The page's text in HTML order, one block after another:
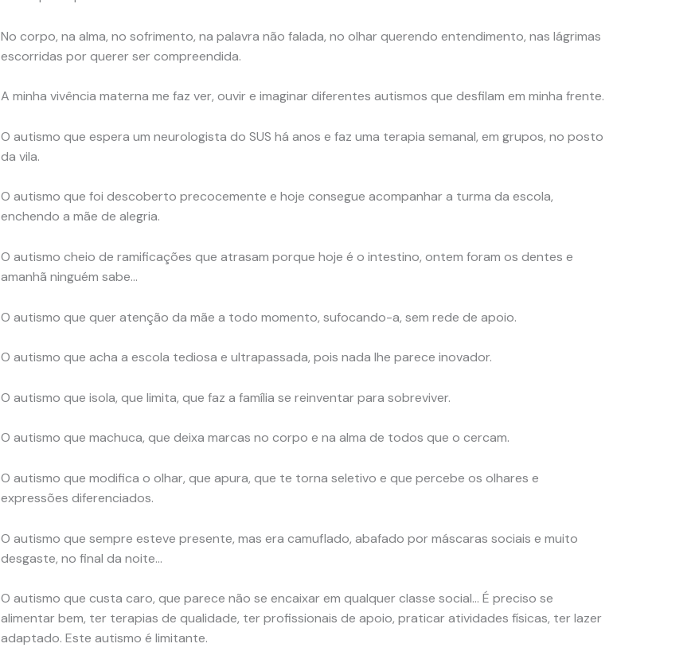
No corpo, na alma, no sofrimento, na palavra não falada, no olhar querendo entendimento, nas lágrimas
escorridas por querer ser compreendida.
A minha vivência materna me faz ver, ouvir e imaginar diferentes autismos que desfilam em minha frente.
O autismo que espera um neurologista do SUS há anos e faz uma terapia semanal, em grupos, no posto
da vila.
O autismo que foi descoberto precocemente e hoje consegue acompanhar a turma da escola,
enchendo a mãe de alegria.
O autismo cheio de ramificações que atrasam porque hoje é o intestino, ontem foram os dentes e
amanhã ninguém sabe…
O autismo que quer atenção da mãe a todo momento, sufocando-a, sem rede de apoio.
O autismo que acha a escola tediosa e ultrapassada, pois nada lhe parece inovador.
O autismo que isola, que limita, que faz a família se reinventar para sobreviver.
O autismo que machuca, que deixa marcas no corpo e na alma de todos que o cercam.
O autismo que modifica o olhar, que apura, que te torna seletivo e que percebe os olhares e
expressões diferenciados.
O autismo que sempre esteve presente, mas era camuflado, abafado por máscaras sociais e muito
desgaste, no final da noite…
O autismo que custa caro, que parece não se encaixar em qualquer classe social… É preciso se
alimentar bem, ter terapias de qualidade, ter profissionais de apoio, praticar atividades físicas, ter lazer
adaptado. Este autismo é limitante.